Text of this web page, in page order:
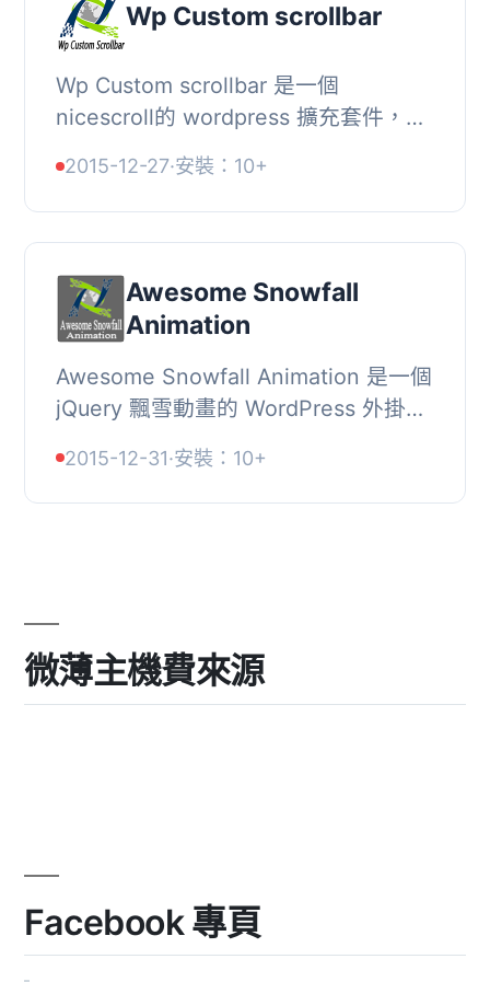
Wp Custom scrollbar
Wp Custom scrollbar 是一個
nicescroll的 wordpress 擴充套件，只
獲得強大的選項面板。, 功能, Wp
Custom scrollbar 的功...
2015-12-27·安裝：10+
Awesome Snowfall
Animation
Awesome Snowfall Animation 是一個
jQuery 飄雪動畫的 WordPress 外掛。
果。, 功能, Wp Custom scrollbar 的功
能：, , 安...
2015-12-31·安裝：10+
微薄主機費來源
Facebook 專頁